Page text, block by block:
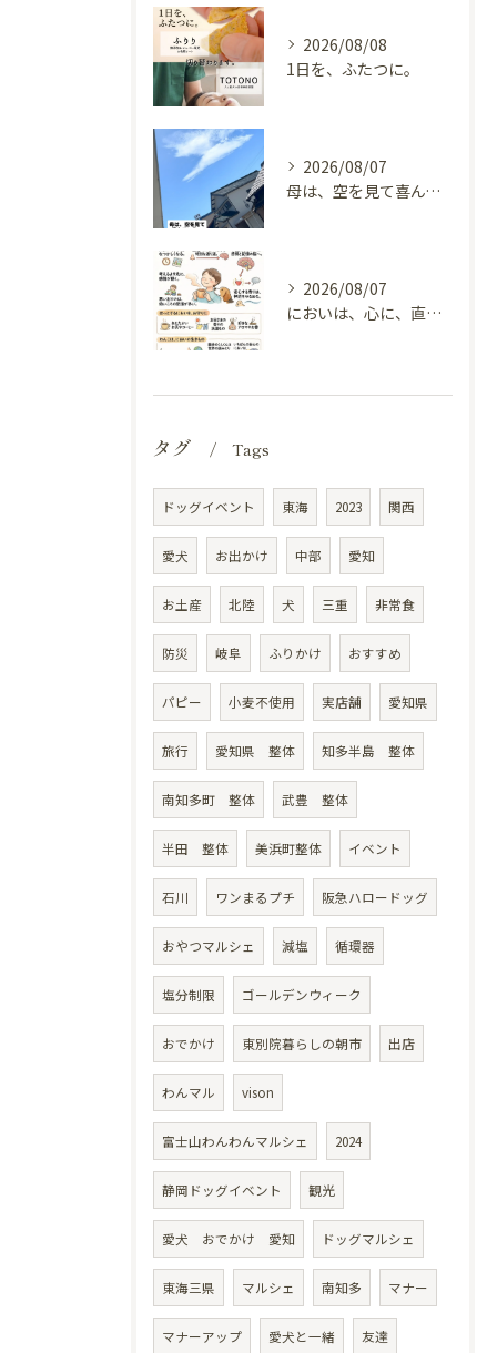
2026/08/08
1日を、ふたつに。
2026/08/07
母は、空を見て喜んでいる。
2026/08/07
においは、心に、直接とどく（嗅覚と自律神経）
タグ Tags
ドッグイベント 東海 2023 関西
愛犬 お出かけ 中部 愛知
お土産 北陸 犬 三重 非常食
防災 岐阜 ふりかけ おすすめ
パピー 小麦不使用 実店舗 愛知県
旅行 愛知県 整体 知多半島 整体
南知多町 整体 武豊 整体
半田 整体 美浜町整体 イベント
石川 ワンまるプチ 阪急ハロードッグ
おやつマルシェ 減塩 循環器
塩分制限 ゴールデンウィーク
おでかけ 東別院暮らしの朝市 出店
わんマル vison
富士山わんわんマルシェ 2024
静岡ドッグイベント 観光
愛犬 おでかけ 愛知 ドッグマルシェ
東海三県 マルシェ 南知多 マナー
マナーアップ 愛犬と一緒 友達